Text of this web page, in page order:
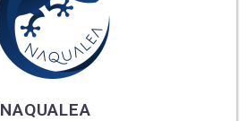
NAQUALEA